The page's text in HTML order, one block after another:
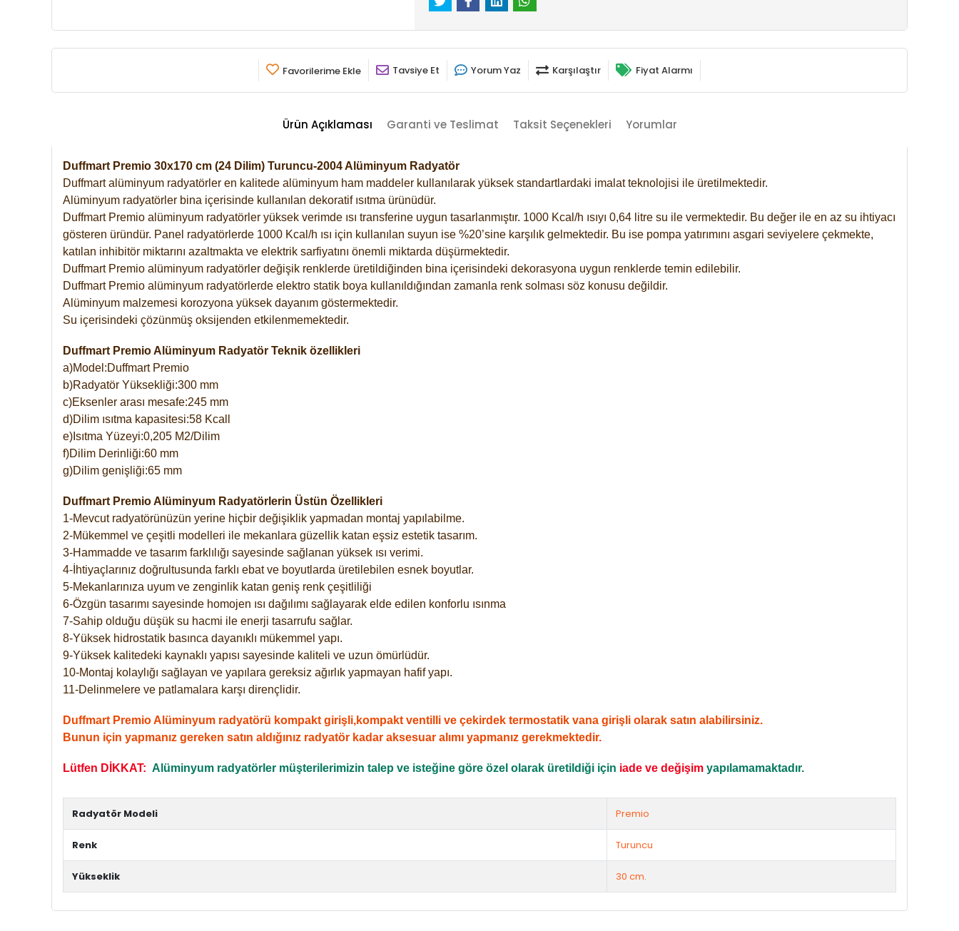
Favorilerime Ekle Tavsiye Et Yorum Yaz Karşılaştır Fiyat Alarmı
Ürün Açıklaması Garanti ve Teslimat Taksit Seçenekleri Yorumlar
Duffmart Premio 30x170 cm (24 Dilim) Turuncu-2004 Alüminyum Radyatör
Duffmart alüminyum radyatörler en kalitede alüminyum ham maddeler kullanılarak yüksek standartlardaki imalat teknolojisi ile üretilmektedir.
Alüminyum radyatörler bina içerisinde kullanılan dekoratif ısıtma ürünüdür.
Duffmart Premio alüminyum radyatörler yüksek verimde ısı transferine uygun tasarlanmıştır. 1000 Kcal/h ısıyı 0,64 litre su ile vermektedir. Bu değer ile en az su ihtiyacı
gösteren üründür. Panel radyatörlerde 1000 Kcal/h ısı için kullanılan suyun ise %20’sine karşılık gelmektedir. Bu ise pompa yatırımını asgari seviyelere çekmekte,
katılan inhibitör miktarını azaltmakta ve elektrik sarfiyatını önemli miktarda düşürmektedir.
Duffmart Premio alüminyum radyatörler değişik renklerde üretildiğinden bina içerisindeki dekorasyona uygun renklerde temin edilebilir.
Duffmart Premio alüminyum radyatörlerde elektro statik boya kullanıldığından zamanla renk solması söz konusu değildir.
Alüminyum malzemesi korozyona yüksek dayanım göstermektedir.
Su içerisindeki çözünmüş oksijenden etkilenmemektedir.
Duffmart Premio Alüminyum Radyatör Teknik özellikleri
a)Model:Duffmart Premio
b)Radyatör Yüksekliği:300 mm
c)Eksenler arası mesafe:245 mm
d)Dilim ısıtma kapasitesi:58 Kcall
e)Isıtma Yüzeyi:0,205 M2/Dilim
f)Dilim Derinliği:60 mm
g)Dilim genişliği:65 mm
Duffmart Premio Alüminyum Radyatörlerin Üstün Özellikleri
1-Mevcut radyatörünüzün yerine hiçbir değişiklik yapmadan montaj yapılabilme.
2-Mükemmel ve çeşitli modelleri ile mekanlara güzellik katan eşsiz estetik tasarım.
3-Hammadde ve tasarım farklılığı sayesinde sağlanan yüksek ısı verimi.
4-İhtiyaçlarınız doğrultusunda farklı ebat ve boyutlarda üretilebilen esnek boyutlar.
5-Mekanlarınıza uyum ve zenginlik katan geniş renk çeşitliliği
6-Özgün tasarımı sayesinde homojen ısı dağılımı sağlayarak elde edilen konforlu ısınma
7-Sahip olduğu düşük su hacmi ile enerji tasarrufu sağlar.
8-Yüksek hidrostatik basınca dayanıklı mükemmel yapı.
9-Yüksek kalitedeki kaynaklı yapısı sayesinde kaliteli ve uzun ömürlüdür.
10-Montaj kolaylığı sağlayan ve yapılara gereksiz ağırlık yapmayan hafif yapı.
11-Delinmelere ve patlamalara karşı dirençlidir.
Duffmart Premio Alüminyum radyatörü kompakt girişli,kompakt ventilli ve çekirdek termostatik vana girişli olarak satın alabilirsiniz.
Bunun için yapmanız gereken satın aldığınız radyatör kadar aksesuar alımı yapmanız gerekmektedir.
Lütfen DİKKAT: Alüminyum radyatörler müşterilerimizin talep ve isteğine göre özel olarak üretildiği için iade ve değişim yapılamamaktadır.
Radyatör Modeli Premio
Renk Turuncu
Yükseklik 30 cm.